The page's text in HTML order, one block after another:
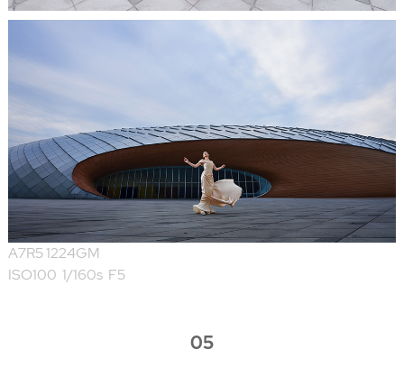
A7R5 1224GM
ISO100 1/160s F5
05